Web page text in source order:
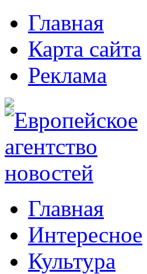
Главная
Карта сайта
Реклама
Главная
Интересное
Культура